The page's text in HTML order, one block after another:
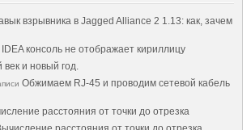
взрывника в Jagged Alliance 2 1.13: как, зачем
консоль не отображает кириллицу
век и новый год.
Обжимаем RJ-45 и проводим сетевой кабель
расстояния от точки до отрезка